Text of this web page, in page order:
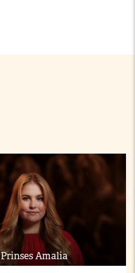
Prinses Amalia